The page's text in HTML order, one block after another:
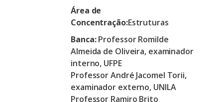
Área de
Concentração:Estruturas
Banca:Professor Romilde
Almeida de Oliveira, examinador
interno, UFPE
Professor André Jacomel Torii,
examinador externo, UNILA
Professor Ramiro Brito